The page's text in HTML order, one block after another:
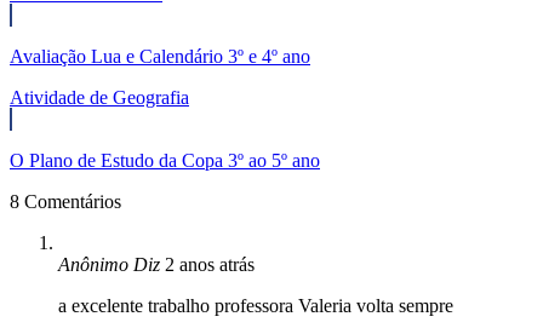
Avaliação Lua e Calendário 3º e 4º ano
Atividade de Geografia
O Plano de Estudo da Copa 3º ao 5º ano
8 Comentários
Anônimo Diz 2 anos atrás
a excelente trabalho professora Valeria volta sempre